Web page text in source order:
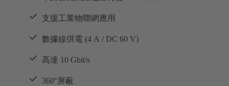
支援工業物聯網應用
數據線供電 (4 A / DC 60 V)
高達 10 Gbit/s
360°屏蔽